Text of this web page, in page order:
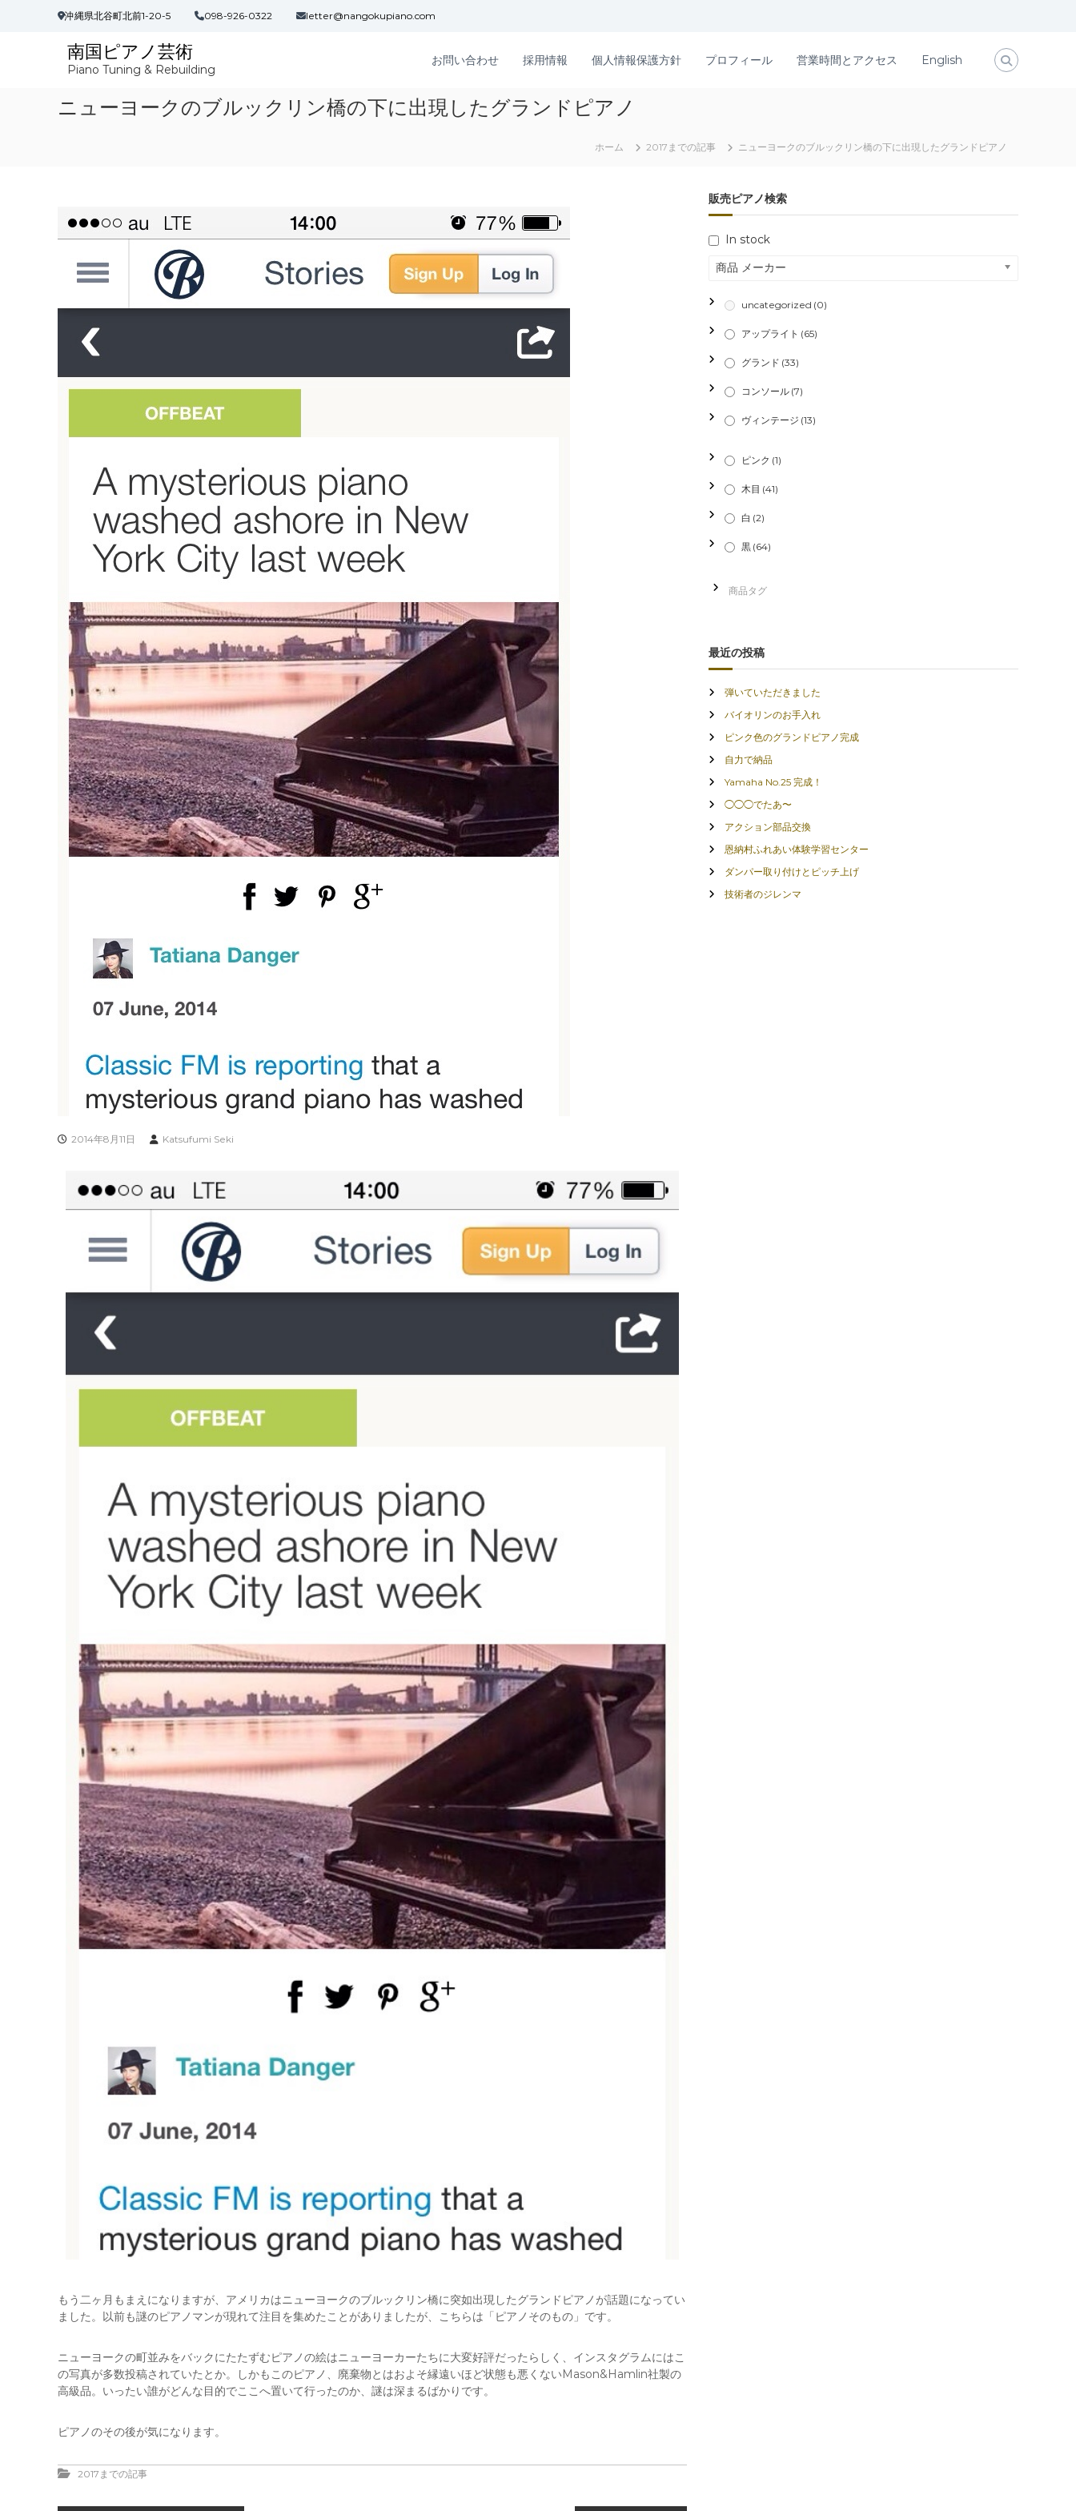
沖縄県北谷町北前1-20-5 098-926-0322 letter@nangokupiano.com
南国ピアノ芸術
Piano Tuning & Rebuilding
お問い合わせ 採用情報 個人情報保護方針 プロフィール 営業時間とアクセス English
ニューヨークのブルックリン橋の下に出現したグランドピアノ
ホーム 2017までの記事 ニューヨークのブルックリン橋の下に出現したグランドピアノ
2014年8月11日 Katsufumi Seki
もう二ヶ月もまえになりますが、アメリカはニューヨークのブルックリン橋に突如出現したグランドピアノが話題になってい
ました。以前も謎のピアノマンが現れて注目を集めたことがありましたが、こちらは「ピアノそのもの」です。
ニューヨークの町並みをバックにたたずむピアノの絵はニューヨーカーたちに大変好評だったらしく、インスタグラムにはこ
の写真が多数投稿されていたとか。しかもこのピアノ、廃棄物とはおよそ縁遠いほど状態も悪くないMason&Hamlin社製の
高級品。いったい誰がどんな目的でここへ置いて行ったのか、謎は深まるばかりです。
ピアノのその後が気になります。
2017までの記事
販売ピアノ検索
In stock
商品 メーカー
uncategorized (0)
アップライト (65)
グランド (33)
コンソール (7)
ヴィンテージ (13)
ピンク (1)
木目 (41)
白 (2)
黒 (64)
最近の投稿
弾いていただきました
バイオリンのお手入れ
ピンク色のグランドピアノ完成
自力で納品
Yamaha No.25 完成！
◯◯◯でたあ〜
アクション部品交換
恩納村ふれあい体験学習センター
ダンパー取り付けとピッチ上げ
技術者のジレンマ